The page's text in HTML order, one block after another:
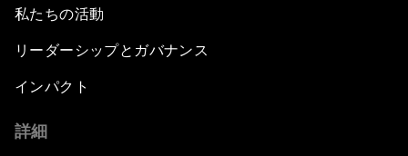
私たちの活動
リーダーシップとガバナンス
インパクト
詳細